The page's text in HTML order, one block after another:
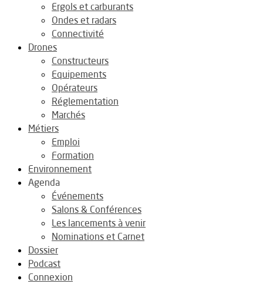
Ergols et carburants
Ondes et radars
Connectivité
Drones
Constructeurs
Equipements
Opérateurs
Réglementation
Marchés
Métiers
Emploi
Formation
Environnement
Agenda
Événements
Salons & Conférences
Les lancements à venir
Nominations et Carnet
Dossier
Podcast
Connexion